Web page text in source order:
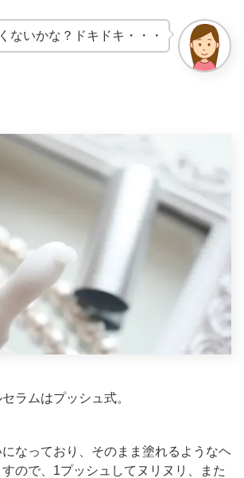
ないかな？ドキドキ・・・
ラムはプッシュ式。
なっており、そのまま塗れるようなヘ
ので、1プッシュしてヌリヌリ、また